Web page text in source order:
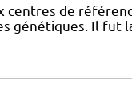
centres de
génétiques. Il fut